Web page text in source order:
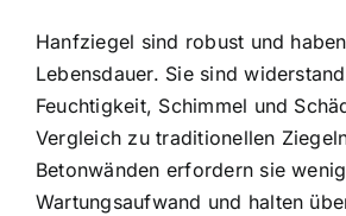
Hanfziegel sind robust und
Lebensdauer. Sie sind
Feuchtigkeit, Schimmel und
Vergleich zu traditionellen
Betonwänden erfordern sie wenig
Wartungsaufwand und halten